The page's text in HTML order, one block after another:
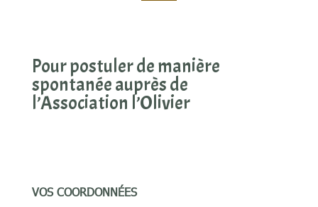
Pour postuler de manière
spontanée auprès de
l’Association l’Olivier
VOS COORDONNÉES